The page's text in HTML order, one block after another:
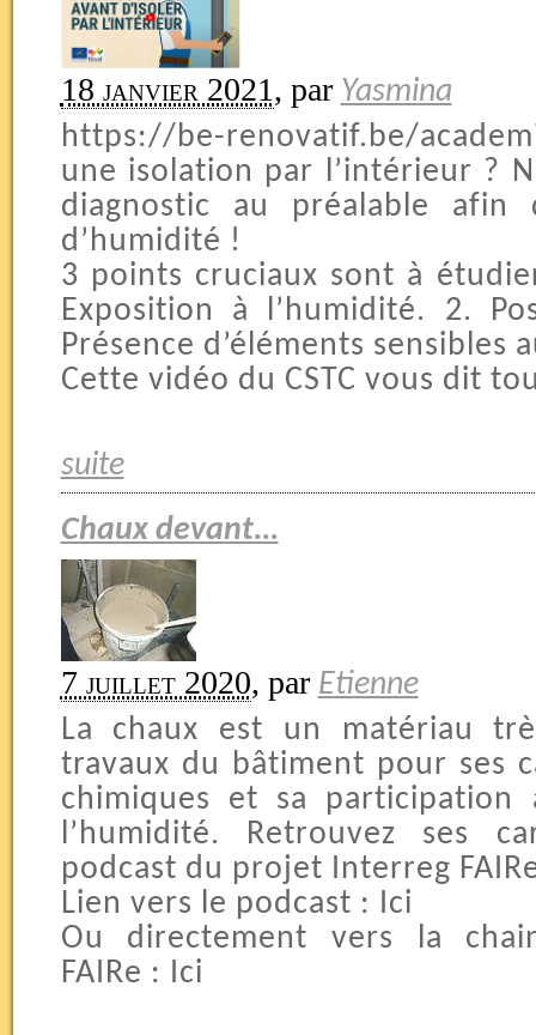
18 janvier 2021, par Yasmina
https://be-renovatif.be/
une isolation par l’intérieur ?
diagnostic au préalable afin
d’humidité !
3 points cruciaux sont à
Exposition à l’humidité. 2.
Présence d’éléments sensibles
Cette vidéo du CSTC vous dit
suite
Chaux devant...
7 juillet 2020, par Etienne
La chaux est un matériau
travaux du bâtiment pour ses
chimiques et sa
l’humidité. Retrouvez ses
podcast du projet Interreg
Lien vers le podcast : Ici
Ou directement vers la
FAIRe : Ici